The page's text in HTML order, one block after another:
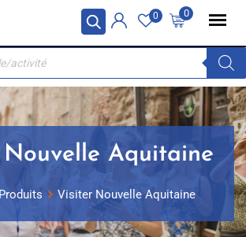
des cookies 0
0
Aquitaine
Produits Visiter Nouvelle Aquitaine